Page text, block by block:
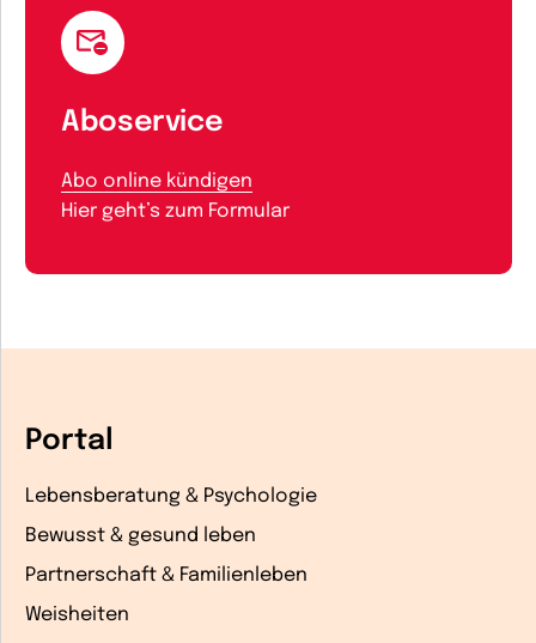
Aboservice
Abo online kündigen
Hier geht’s zum Formular
Portal
Lebensberatung & Psychologie
Bewusst & gesund leben
Partnerschaft & Familienleben
Weisheiten